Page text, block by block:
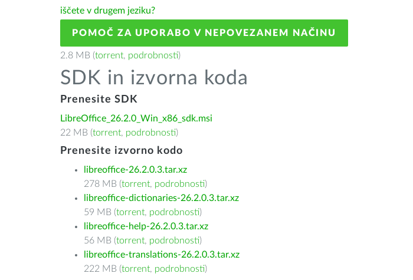
iščete v drugem jeziku?
POMOČ ZA UPORABO V NEPOVEZANEM NAČINU
2.8 MB (torrent, podrobnosti)
SDK in izvorna koda
Prenesite SDK
LibreOffice_26.2.0_Win_x86_sdk.msi
22 MB (torrent, podrobnosti)
Prenesite izvorno kodo
libreoffice-26.2.0.3.tar.xz
278 MB (torrent, podrobnosti)
libreoffice-dictionaries-26.2.0.3.tar.xz
59 MB (torrent, podrobnosti)
libreoffice-help-26.2.0.3.tar.xz
56 MB (torrent, podrobnosti)
libreoffice-translations-26.2.0.3.tar.xz
222 MB (torrent, podrobnosti)